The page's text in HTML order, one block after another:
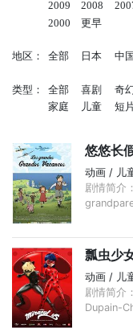
2009
2008
2000
更早
地区： 全部 日本 中国
类型： 全部 喜剧 奇
家庭
儿童 短
悠悠长
动画 / 儿
剧情简
瓢虫少
动画 / 儿
剧情简介
Dupain-